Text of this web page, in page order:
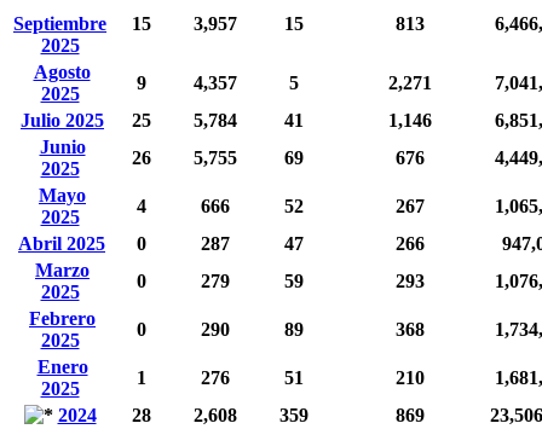
Septiembre
2025
15 3,957 15 813
Agosto
2025
9 4,357 5 2,271
Julio 2025
25 5,784 41 1,146
Junio
2025
26 5,755 69 676
Mayo
2025
4 666 52 267
Abril 2025
0 287 47 266
Marzo
2025
0 279 59 293
Febrero
2025
0 290 89 368
Enero
2025
1 276 51 210
2024
28 2,608 359 869